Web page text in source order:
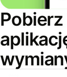
Pobierz